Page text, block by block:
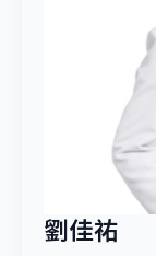
劉佳祐